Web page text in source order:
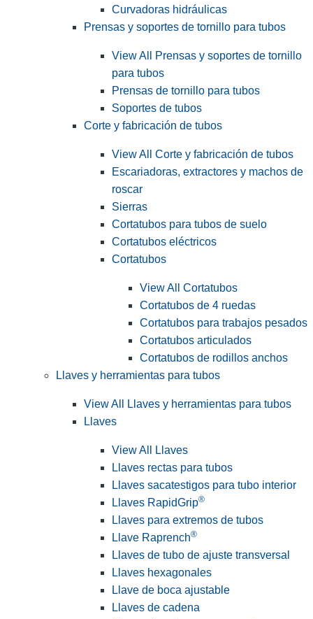
Curvadoras hidráulicas
Prensas y soportes de tornillo para tubos
View All Prensas y soportes de tornillo
para tubos
Prensas de tornillo para tubos
Soportes de tubos
Corte y fabricación de tubos
View All Corte y fabricación de tubos
Escariadoras, extractores y machos de
roscar
Sierras
Cortatubos para tubos de suelo
Cortatubos eléctricos
Cortatubos
View All Cortatubos
Cortatubos de 4 ruedas
Cortatubos para trabajos pesados
Cortatubos articulados
Cortatubos de rodillos anchos
Llaves y herramientas para tubos
View All Llaves y herramientas para tubos
Llaves
View All Llaves
Llaves rectas para tubos
Llaves sacatestigos para tubo interior
Llaves RapidGrip®
Llaves para extremos de tubos
Llave Raprench®
Llaves de tubo de ajuste transversal
Llaves hexagonales
Llave de boca ajustable
Llaves de cadena